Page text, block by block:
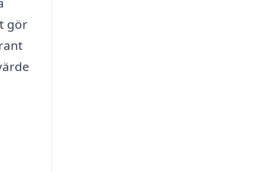
gör